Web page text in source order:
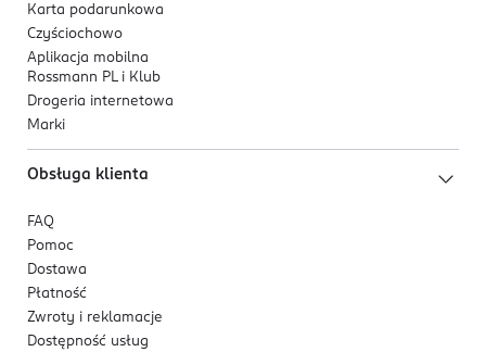
Karta podarunkowa
Czyściochowo
Aplikacja mobilna
Rossmann PL i Klub
Drogeria internetowa
Marki
Obsługa klienta
FAQ
Pomoc
Dostawa
Płatność
Zwroty i reklamacje
Dostępność usług